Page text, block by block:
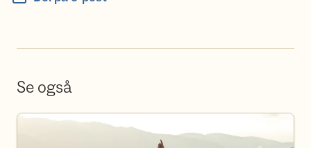
Se også
Våre turer og kurs